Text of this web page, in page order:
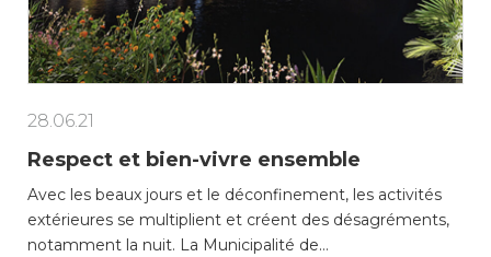
Enfance/jeunesse
Environnement
Locations
28.06.21
Respect et bien-vivre ensemble
Avec les beaux jours et le déconfinement, les activités
extérieures se multiplient et créent des désagréments,
notamment la nuit. La Municipalité de…